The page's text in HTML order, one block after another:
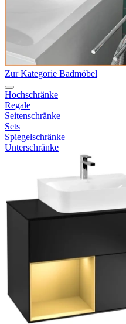
Zur Kategorie Badmöbel
Hochschränke
Regale
Seitenschränke
Sets
Spiegelschränke
Unterschränke